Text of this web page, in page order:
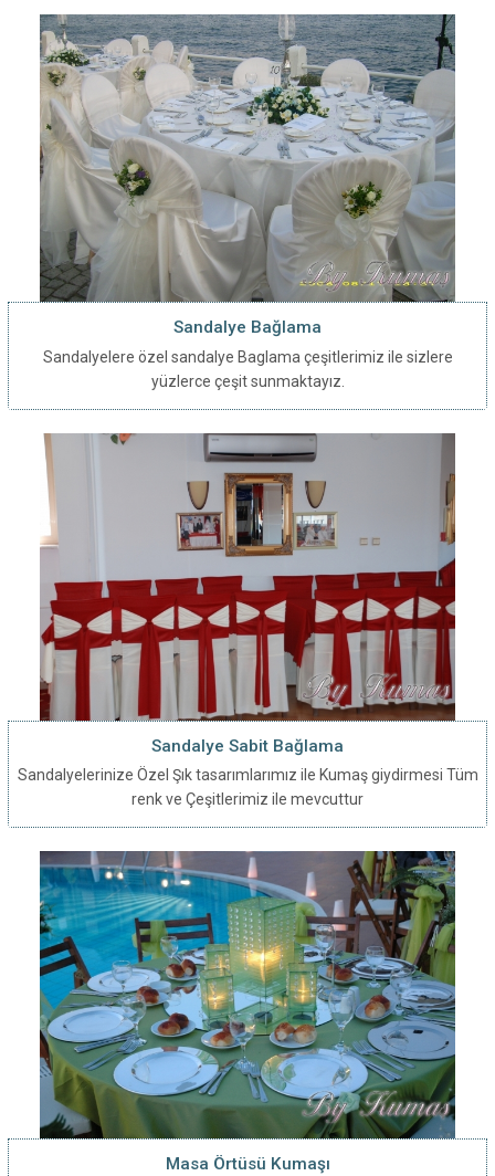
Sandalye Bağlama
Sandalyelere özel sandalye Baglama çeşitlerimiz ile sizlere
yüzlerce çeşit sunmaktayız.
Sandalye Sabit Bağlama
Sandalyelerinize Özel Şık tasarımlarımız ile Kumaş giydirmesi Tüm
renk ve Çeşitlerimiz ile mevcuttur
Masa Örtüsü Kumaşı